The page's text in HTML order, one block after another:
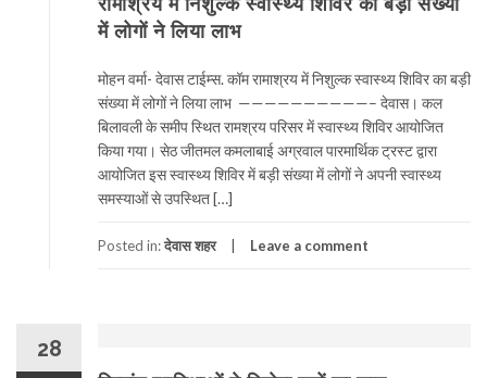
में लोगों ने लिया लाभ
मोहन वर्मा- देवास टाईम्स. कॉम रामाश्रय में निशुल्क स्वास्थ्य शिविर का बड़ी
संख्या में लोगों ने लिया लाभ ——————————– देवास। कल
बिलावली के समीप स्थित रामश्रय परिसर में स्वास्थ्य शिविर आयोजित
किया गया। सेठ जीतमल कमलाबाई अग्रवाल पारमार्थिक ट्रस्ट द्वारा
आयोजित इस स्वास्थ्य शिविर में बड़ी संख्या में लोगों ने अपनी स्वास्थ्य
समस्याओं से उपस्थित […]
Posted in:देवास शहर Leave a comment
28